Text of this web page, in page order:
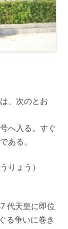
、次のとお
へ入る。すぐ
ある。
ょう）
代天皇に即位
る争いに巻き